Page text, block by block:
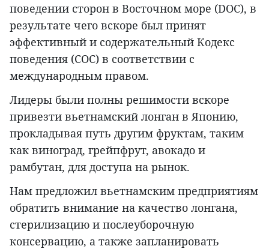
поведении сторон в Восточном море (DOC), в
результате чего вскоре был принят
эффективный и содержательный Кодекс
поведения (COC) в соответствии с
международным правом.
Лидеры были полны решимости вскоре
привезти вьетнамский лонган в Японию,
прокладывая путь другим фруктам, таким
как виноград, грейпфрут, авокадо и
рамбутан, для доступа на рынок.
Нам предложил вьетнамским предприятиям
обратить внимание на качество лонгана,
стерилизацию и послеуборочную
консервацию, а также запланировать